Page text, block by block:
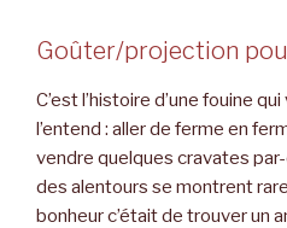
Goûter/projection
C’est l’histoire d’une fouine
l’entend : aller de ferme en
vendre quelques cravates
des alentours se montrent
bonheur c’était de trouver un